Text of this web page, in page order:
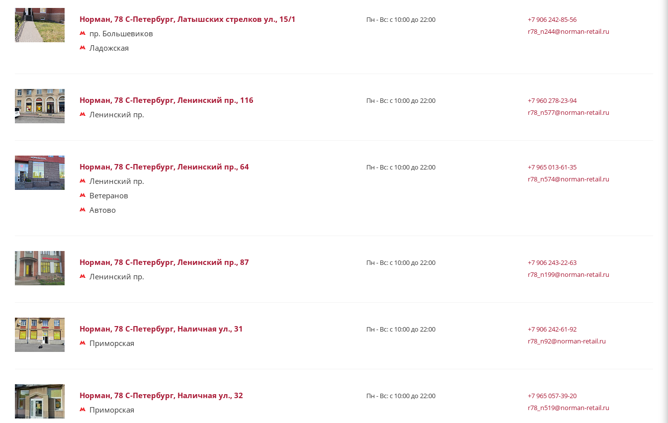
Норман, 78 С-Петербург, Латышских стрелков ул., 15/1
пр. Большевиков
Ладожская
Пн - Вс: с 10:00 до 22:00
+7 906 242-85-56
r78_n244@norman-retail.ru
Норман, 78 С-Петербург, Ленинский пр., 116
Ленинский пр.
Пн - Вс: с 10:00 до 22:00
+7 960 278-23-94
r78_n577@norman-retail.ru
Норман, 78 С-Петербург, Ленинский пр., 64
Ленинский пр.
Ветеранов
Автово
Пн - Вс: с 10:00 до 22:00
+7 965 013-61-35
r78_n574@norman-retail.ru
Норман, 78 С-Петербург, Ленинский пр., 87
Ленинский пр.
Пн - Вс: с 10:00 до 22:00
+7 906 243-22-63
r78_n199@norman-retail.ru
Норман, 78 С-Петербург, Наличная ул., 31
Приморская
Пн - Вс: с 10:00 до 22:00
+7 906 242-61-92
r78_n92@norman-retail.ru
Норман, 78 С-Петербург, Наличная ул., 32
Приморская
Пн - Вс: с 10:00 до 22:00
+7 965 057-39-20
r78_n519@norman-retail.ru